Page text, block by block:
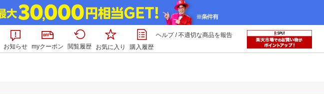
お知らせ myクーポン 閲覧履歴 お気に入り 購入履歴
ヘルプ/不適切な商品を報告